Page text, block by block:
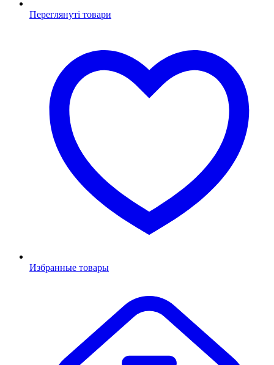
Переглянуті товари
Избранные товары